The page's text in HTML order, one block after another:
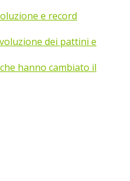
e record
dei pattini e
hanno cambiato il